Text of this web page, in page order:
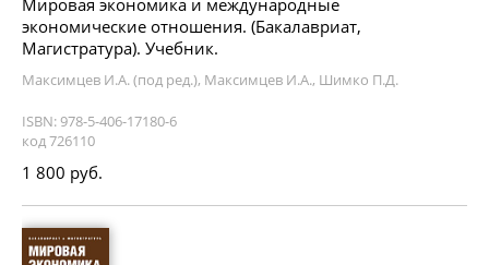
экономические отношения. (Бакалавриат,
Магистратура). Учебник.
Максимцев И.А. (под ред.), Максимцев И.А., Шимко П.Д.
ISBN: 978-5-406-17180-6
код 726110
1 800 руб.